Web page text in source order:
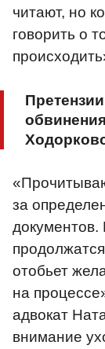
читают, но
говорить о
за
отобьет
на
адвокат
внимание